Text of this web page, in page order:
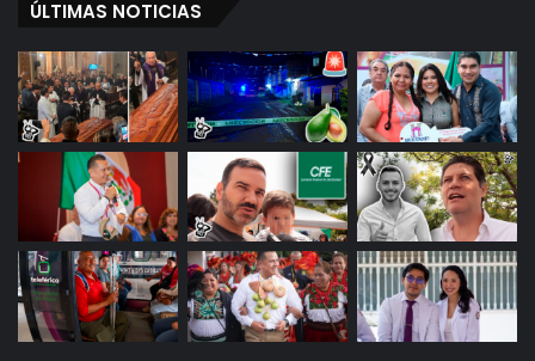
ÚLTIMAS NOTICIAS